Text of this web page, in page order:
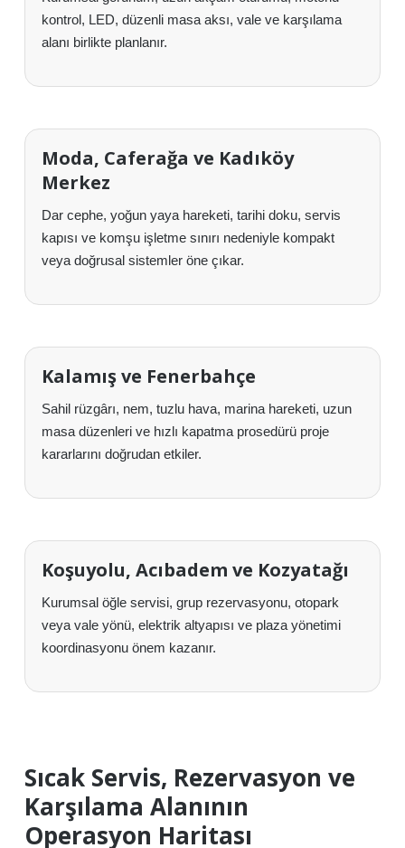
kontrol, LED, düzenli masa aksı, vale ve karşılama
alanı birlikte planlanır.
Moda, Caferağa ve Kadıköy
Merkez
Dar cephe, yoğun yaya hareketi, tarihi doku, servis
kapısı ve komşu işletme sınırı nedeniyle kompakt
veya doğrusal sistemler öne çıkar.
Kalamış ve Fenerbahçe
Sahil rüzgârı, nem, tuzlu hava, marina hareketi, uzun
masa düzenleri ve hızlı kapatma prosedürü proje
kararlarını doğrudan etkiler.
Koşuyolu, Acıbadem ve Kozyatağı
Kurumsal öğle servisi, grup rezervasyonu, otopark
veya vale yönü, elektrik altyapısı ve plaza yönetimi
koordinasyonu önem kazanır.
Sıcak Servis, Rezervasyon ve
Karşılama Alanının
Operasyon Haritası